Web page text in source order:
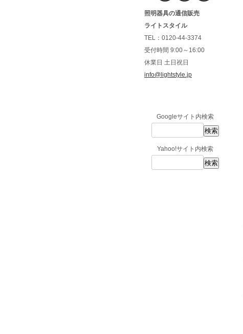
照明器具の通信販売
ライトスタイル
TEL：0120-44-3374
受付時間 9:00～16:00
休業日 土日祝日
info@lightstyle.jp
Googleサイト内検索
Yahoo!サイト内検索